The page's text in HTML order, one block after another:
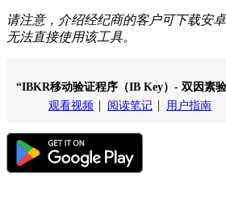
请注意，介绍经纪商的客户可下载安
无法直接使用该工具。
“IBKR移动验证程序（IB Key）- 双因素
观看视频
阅读笔记 用户指南